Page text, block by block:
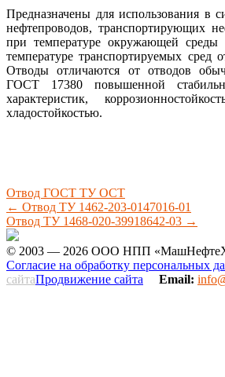
Предназначены для использования в
нефтепроводов, транспортирующих
при температуре окружающей
температуре транспортируемых
Отводы отличаются от отводов
ГОСТ 17380 повышенной
характеристик,
хладостойкостью.
Отвод ГОСТ ТУ ОСТ
← Отвод ТУ 1462-203-0147016-01
Отвод ТУ 1468-020-39918642-03 →
© 2003 — 2026 ООО НПП
Согласие на обработку персональных
сайтаПродвижение сайта Email: